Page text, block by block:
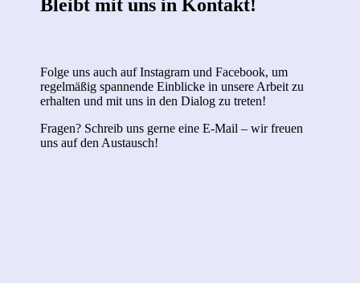
Bleibt mit uns in Kontakt!
Folge uns auch auf Instagram und Facebook, um
regelmäßig spannende Einblicke in unsere Arbeit zu
erhalten und mit uns in den Dialog zu treten!
Fragen? Schreib uns gerne eine E-Mail – wir freuen
uns auf den Austausch!